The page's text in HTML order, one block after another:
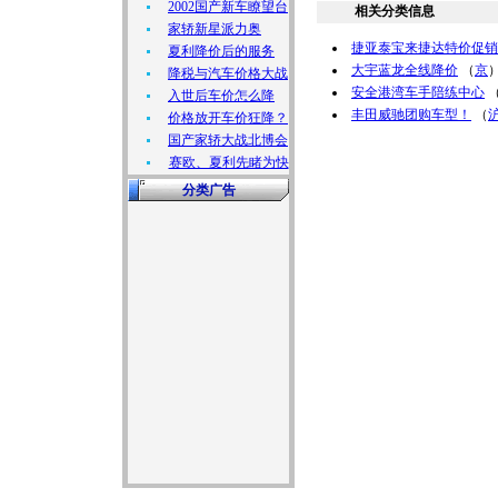
2002国产新车瞭望台
家轿新星派力奥
夏利降价后的服务
降税与汽车价格大战
入世后车价怎么降
价格放开车价狂降？
国产家轿大战北博会
赛欧、夏利先睹为快
分类广告
相关分类信息
捷亚泰宝来捷达特价促销
大宇蓝龙全线降价 （京
安全港湾车手陪练中心
丰田威驰团购车型！
（